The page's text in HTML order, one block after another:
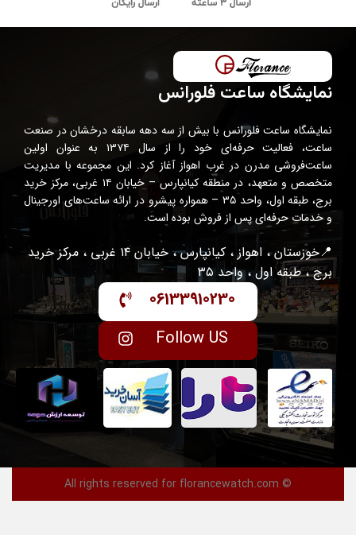
نمایشگاه ساعت فلورانس
نمایشگاه ساعت فلورانس با بیش از سه دهه سابقه درخشان در صنعت
ساعت، فعالیت حرفه‌ای خود را از سال ۱۳۷۴ به عنوان اولین
ساعت‌فروشی مدرن در غرب اهواز آغاز کرد. این مجموعه با مدیریت
متخصص و متعهد، در منطقه کیانپارس – خیابان ۱۴ غربی، مرکز خرید
برج، طبقه اول، واحد ۳۵ – همواره پیشرو در ارائه ساعت‌های اورجینال
و خدمات حرفه‌ای پس از فروش بوده است.
📍خوزستان ، اهواز ، کیانپارس ، خیابان ۱۴ غربی ، مرکز خرید
برج ، طبقه اول ، واحد ۳۵
06133910230
Follow US
© All rights reserved for florancewatch.com